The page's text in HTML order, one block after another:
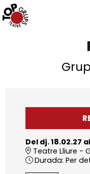
Del dj. 18.02.27
Teatre Lliure -
Durada: Per